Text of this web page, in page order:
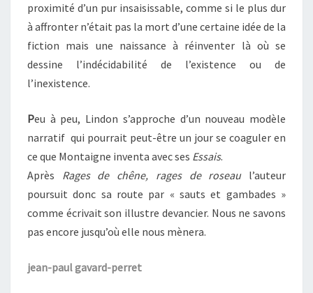
proximité d’un pur insaisissable, comme si le plus dur
à affronter n’était pas la mort d’une certaine idée de la
fiction mais une naissance à réinventer là où se
dessine l’indécidabilité de l’existence ou de
l’inexistence.
Peu à peu, Lindon s’approche d’un nouveau modèle
narratif qui pourrait peut-être un jour se coaguler en
ce que Montaigne inventa avec ses Essais.
Après Rages de chêne, rages de roseaul’auteur
poursuit donc sa route par « sauts et gambades »
comme écrivait son illustre devancier. Nous ne savons
pas encore jusqu’où elle nous mènera.
jean-paul gavard-perret